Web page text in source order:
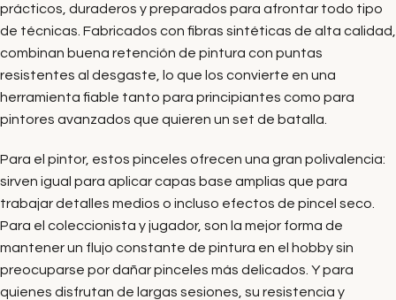
prácticos, duraderos y preparados para afrontar todo tipo
de técnicas. Fabricados con fibras sintéticas de alta calidad,
combinan buena retención de pintura con puntas
resistentes al desgaste, lo que los convierte en una
herramienta fiable tanto para principiantes como para
pintores avanzados que quieren un set de batalla.
Para el pintor, estos pinceles ofrecen una gran polivalencia:
sirven igual para aplicar capas base amplias que para
trabajar detalles medios o incluso efectos de pincel seco.
Para el coleccionista y jugador, son la mejor forma de
mantener un flujo constante de pintura en el hobby sin
preocuparse por dañar pinceles más delicados. Y para
quienes disfrutan de largas sesiones, su resistencia y